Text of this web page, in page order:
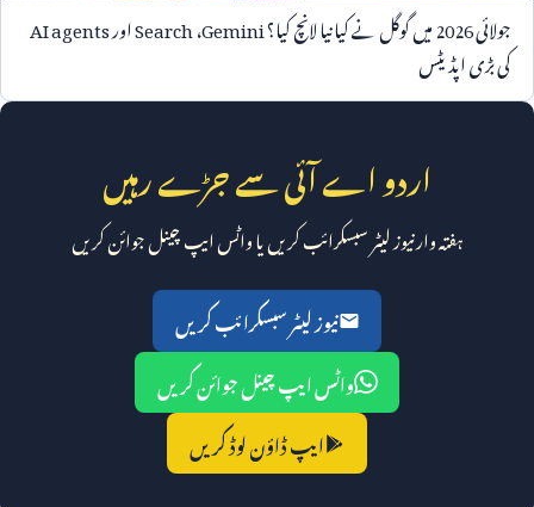
جولائی2026میں گوگل نے کیا نیا لانچ کیا؟Gemini،SearchاورAI agents
کی بڑی اپڈیٹس
اردو اے آئی سے جڑے رہیں
ہفتہ وار نیوز لیٹر سبسکرائب کریں یا واٹس ایپ چینل جوائن کریں
نیوز لیٹر سبسکرائب کریں
واٹس ایپ چینل جوائن کریں
ایپ ڈاؤن لوڈ کریں